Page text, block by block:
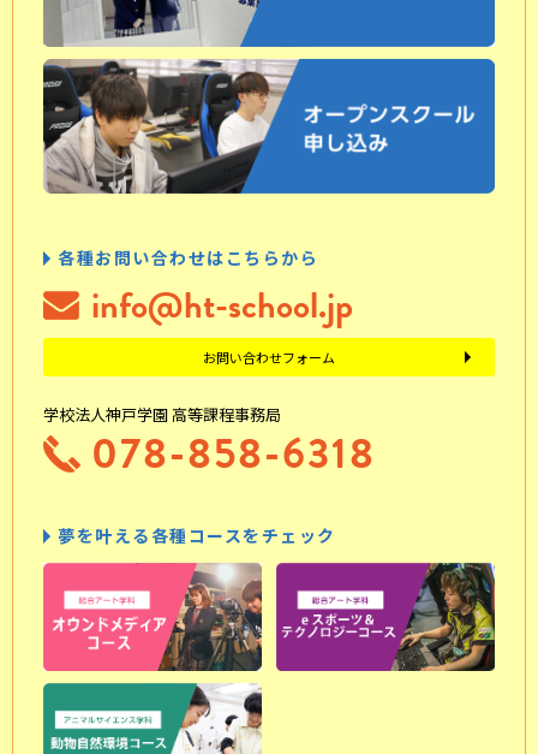
各種お問い合わせはこちらから
info@ht-school.jp
お問い合わせフォーム
学校法人神戸学園 高等課程事務局
078-858-6318
夢を叶える各種コースをチェック